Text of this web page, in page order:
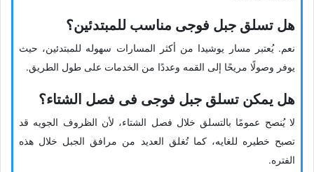
هل تسلق جبل فوجی مناسب للمبتدئین؟
نعم. یُعتبر مسار یوشیدا من أکثر المسارات سهوله للمبتدئین، حیث
یوفر وصولًا مریحًا إلى القمه وعددًا من الخدمات على طول الطریق.
هل یمکن تسلق جبل فوجی فی فصل الشتاء؟
لا یُنصح عمومًا بالتسلق خلال فصل الشتاء، لأن الظروف الجویه قد
تصبح خطیره للغایه، کما تُغلق العدید من مرافق الجبل خلال هذه
الفتره.